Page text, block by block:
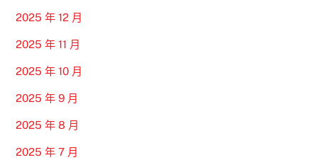
2025 年 12 月
2025 年 11 月
2025 年 10 月
2025 年 9 月
2025 年 8 月
2025 年 7 月